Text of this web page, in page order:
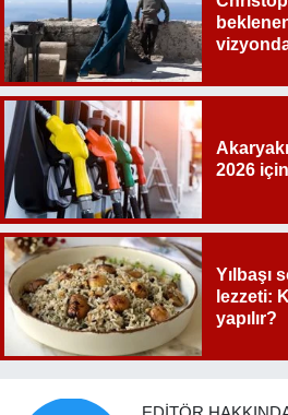
2026
Yılbaşı
lezzeti:
yapılır?